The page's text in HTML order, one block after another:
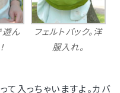
遊ん
フェルトバック。洋
服入れ。
て入っちゃいますよ。カバ